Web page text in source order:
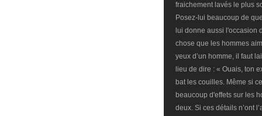
fraichement lavés le plus
Posez-lui beaucoup de
lui donne aussi l'occasion
chose que les hommes
yeux d’un homme, il faut
lieu de dire : « Ouais, ton
bat les couilles. Même si
beaucoup d'effets sur les
deux. Si ces détails n’ont